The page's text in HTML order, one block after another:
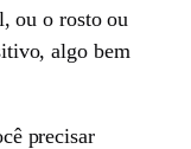
ou o rosto ou
algo bem
precisar